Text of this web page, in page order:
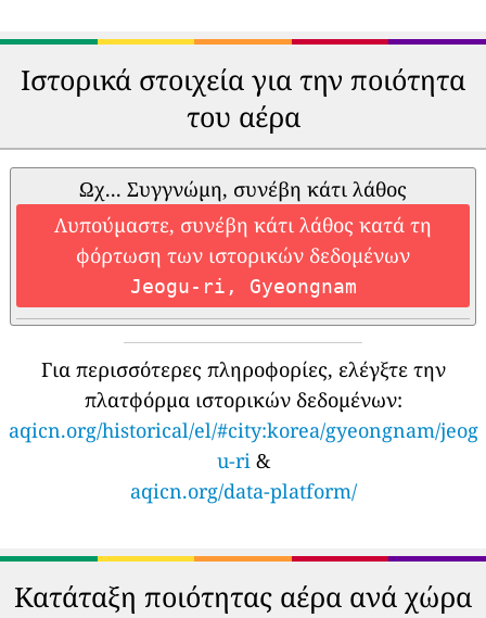
Ιστορικά στοιχεία για την ποιότητα
του αέρα
Ωχ... Συγγνώμη, συνέβη κάτι λάθος
Λυπούμαστε, συνέβη κάτι λάθος κατά τη
φόρτωση των ιστορικών δεδομένων
Jeogu-ri, Gyeongnam
Για περισσότερες πληροφορίες, ελέγξτε την
πλατφόρμα ιστορικών δεδομένων:
aqicn.org/historical/el/#city:korea/gyeongnam/jeog
u-ri&
aqicn.org/data-platform/
Κατάταξη ποιότητας αέρα ανά χώρα